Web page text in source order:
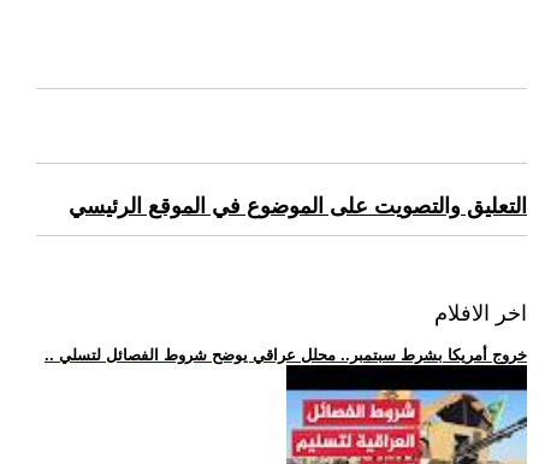
التعليق والتصويت على الموضوع في الموقع الرئيسي
اخر الافلام
.. خروج أمريكا بشرط سبتمبر.. محلل عراقي يوضح شروط الفصائل لتسلي